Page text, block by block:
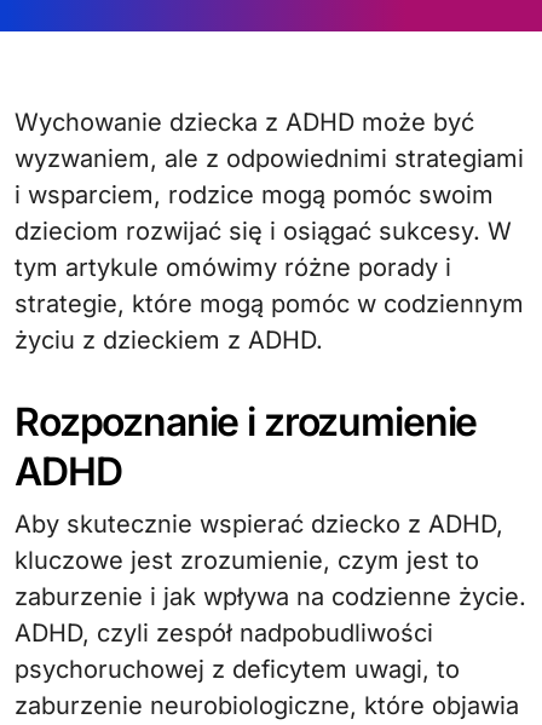
Wychowanie dziecka z ADHD może być
wyzwaniem, ale z odpowiednimi strategiami
i wsparciem, rodzice mogą pomóc swoim
dzieciom rozwijać się i osiągać sukcesy. W
tym artykule omówimy różne porady i
strategie, które mogą pomóc w codziennym
życiu z dzieckiem z ADHD.
Rozpoznanie i zrozumienie
ADHD
Aby skutecznie wspierać dziecko z ADHD,
kluczowe jest zrozumienie, czym jest to
zaburzenie i jak wpływa na codzienne życie.
ADHD, czyli zespół nadpobudliwości
psychoruchowej z deficytem uwagi, to
zaburzenie neurobiologiczne, które objawia